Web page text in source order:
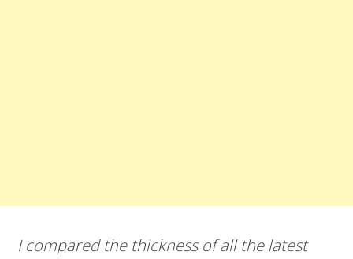
I compared the thickness of all the latest